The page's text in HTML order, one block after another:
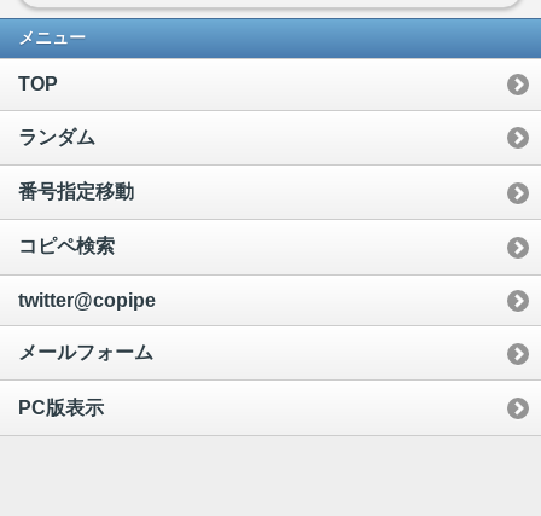
メニュー
TOP
ランダム
番号指定移動
コピペ検索
twitter@copipe
メールフォーム
PC版表示